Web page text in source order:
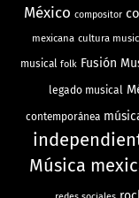
México compositor
mexicana cultura
musical folk Fusión
legado musical
contemporánea
Música